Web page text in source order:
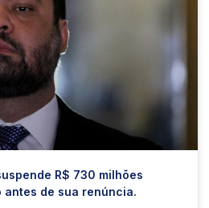
R$ 730 milhões
de sua renúncia.